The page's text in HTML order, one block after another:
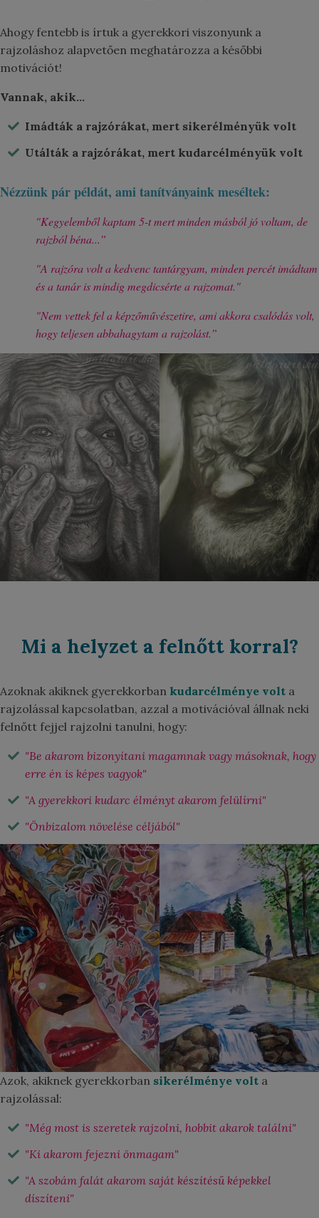
Ahogy fentebb is írtuk a gyerekkori viszonyunk a
rajzoláshoz alapvetően meghatározza a későbbi
motivációt!
Vannak, akik...
Imádták a rajzórákat, mert sikerélményük volt
Utálták a rajzórákat, mert kudarcélményük volt
Nézzünk pár példát, ami tanítványaink meséltek:
"Kegyelemből kaptam 5-t mert minden másból jó voltam, de
rajzból béna...”
"A rajzóra volt a kedvenc tantárgyam, minden percét imádtam
és a tanár is mindig megdicsérte a rajzomat."
"Nem vettek fel a képzőművészetire, ami akkora csalódás volt,
hogy teljesen abbahagytam a rajzolást.”
Mi a helyzet a felnőtt korral?
Azoknak akiknek gyerekkorban kudarcélménye volt a
rajzolással kapcsolatban, azzal a motivációval állnak neki
felnőtt fejjel rajzolni tanulni, hogy:
"Be akarom bizonyítani magamnak vagy másoknak, hogy
erre én is képes vagyok"
"A gyerekkori kudarc élményt akarom felülírni"
"Önbizalom növelése céljából"
Azok, akiknek gyerekkorban sikerélménye volt a
rajzolással:
"Még most is szeretek rajzolni, hobbit akarok találni"
"Ki akarom fejezni önmagam"
"A szobám falát akarom saját készítésű képekkel
díszíteni"